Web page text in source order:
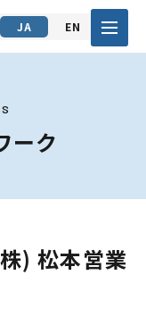
JA EN
ーク
) 松本営業